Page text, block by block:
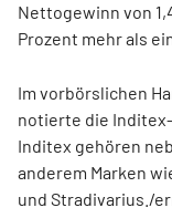
Nettogewinn von
Prozent mehr als
Im vorbörslichen
notierte die
Inditex gehören
anderem Marken
und Stradivarius./